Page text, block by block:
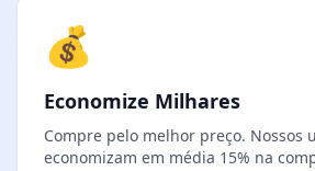
💰
Economize Milhares
Compre pelo melhor preço. Nossos
economizam em média 15% na